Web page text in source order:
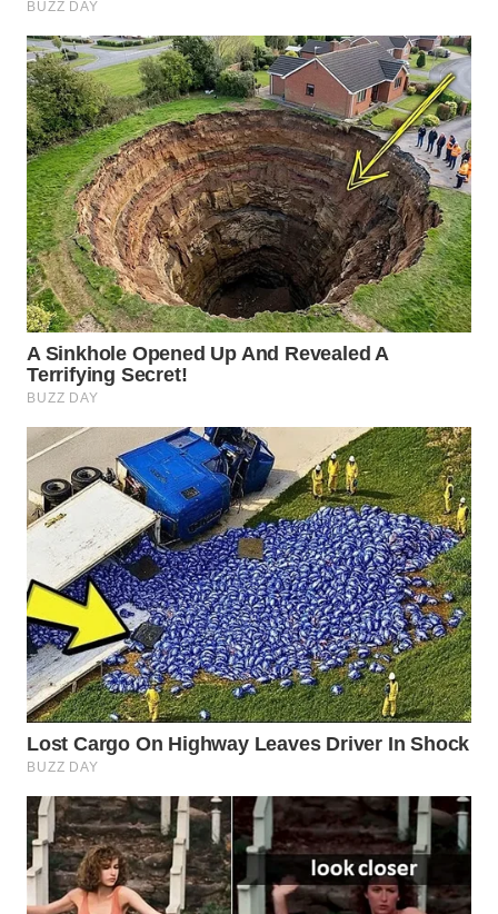
CIANJUR
WN
KEPULAUAN
SERIBU
WN
TANGERANG
WN
BINJAI
WN
CIREBON
WN
INDRAMAYU
WN
KUNINGAN
WN
MAJALENGKA
WN
SUKABUMI
WN
PURWAKARTA